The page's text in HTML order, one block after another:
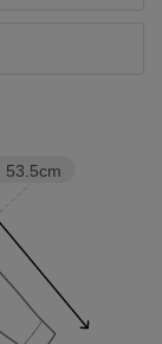
53.5cm